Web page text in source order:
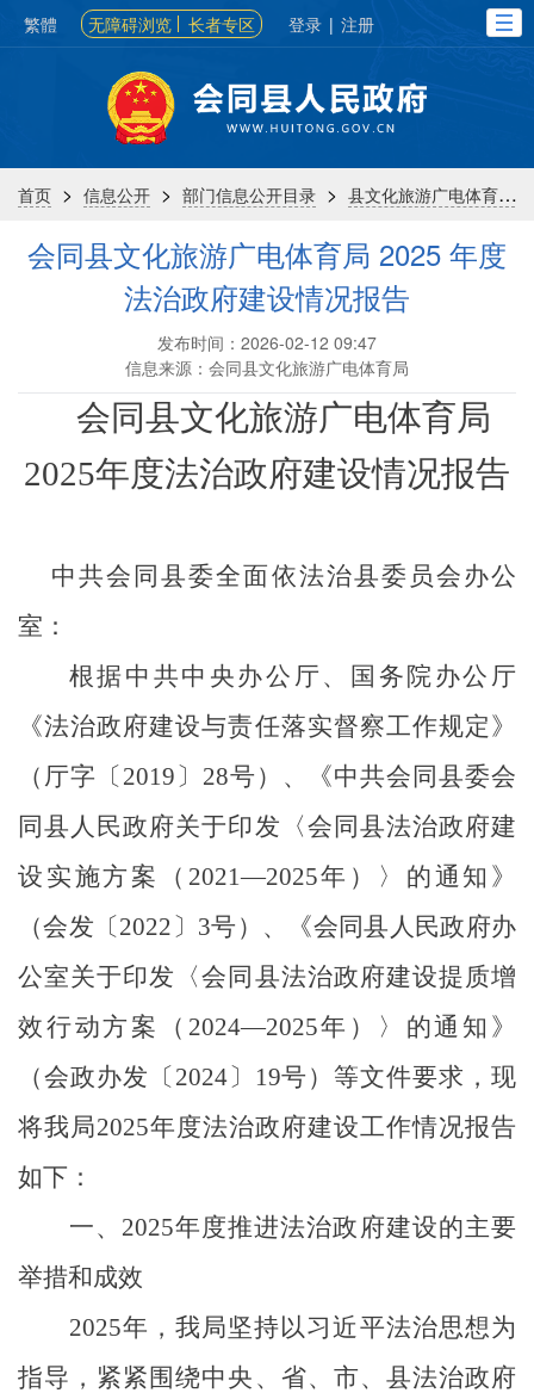
繁體 无障碍浏览 长者专区 登录 | 注册
首页 > 信息公开 > 部门信息公开目录 > 县文化旅游广电体育局
会同县文化旅游广电体育局 2025 年度
法治政府建设情况报告
发布时间：2026-02-12 09:47
信息来源：会同县文化旅游广电体育局
会同县文化旅游广电体育局
2025年度法治政府建设情况报告
中共会同县委全面依法治县委员会办公
室：
根据中共中央办公厅、国务院办公厅
《法治政府建设与责任落实督察工作规定》
（ 厅字〔 2019〕28号）
、《中共会同县委会
同县人民政府关于印发 〈会同县法治政府建
设实施方案
（ 2021—2025年 ）
〉的通知》
（会发〔2022〕3号） 、《会同县人民政府办
公室关于印发 〈会同县法治政府建设提质增
效行动方案
（ 2024—2025年 ）〉的通知》
（会政办发〔 2024〕19号）等文件要求，现
将我局2025年度法治政府建设工作情况报告
如下：
一、 2025年度推进法治政府建设的主要
举措和成效
2025年，我局坚持以习近平法治思想为
指导，紧紧围绕中央、省、市、县法治政府